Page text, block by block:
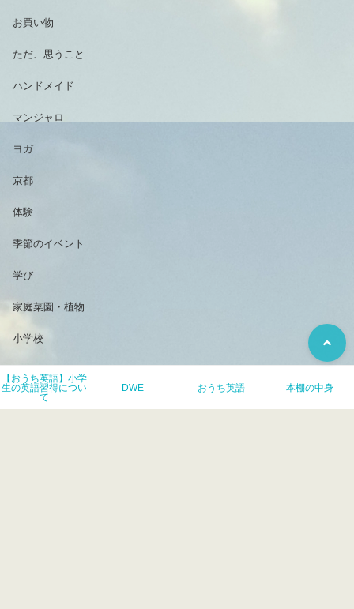
お買い物
ただ、思うこと
ハンドメイド
マンジャロ
ヨガ
京都
体験
季節のイベント
学び
家庭菜園・植物
小学校
【おうち英語】小学
生の英語習得につい
て
DWE おうち英語 本棚の中身